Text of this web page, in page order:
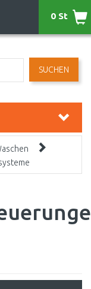
SUCHEN
0 St